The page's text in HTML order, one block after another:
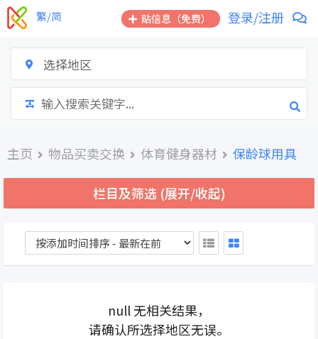
跳
到
贴信息（免费） 登录/注册
繁/简
选择地区
主页 物品买卖交换 体育健身器材 保龄球用具
栏目及筛选 (展开/收起)
null 无相关结果，
请确认所选择地区无误。